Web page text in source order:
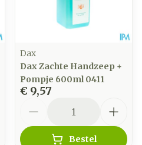
Dax
Dax Zachte Handzeep +
Pompje 600ml 0411
€ 9,57
Bestel